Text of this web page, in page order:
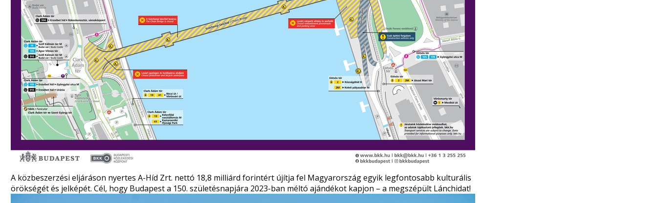
A közbeszerzési eljáráson nyertes A-Híd Zrt. nettó 18,8 milliárd forintért újítja fel Magyarország egyik legfontosabb kulturális
örökségét és jelképét. Cél, hogy Budapest a 150. születésnapjára 2023-ban méltó ajándékot kapjon – a megszépült Lánchidat!